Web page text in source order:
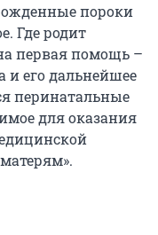
пороки
Где родит
первая помощь –
и его дальнейшее
перинатальные
для оказания